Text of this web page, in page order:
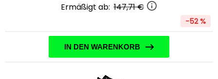
Ermäßigt ab:147,71 €
-52 %
IN DEN WARENKORB